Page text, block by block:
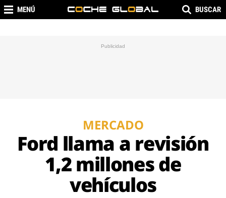
MENÚ BUSCAR
MERCADO
Ford llama a revisión
1,2 millones de
vehículos